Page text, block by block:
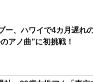
ー、ハワイで4カ月遅れ
アノ曲”に初挑戦！